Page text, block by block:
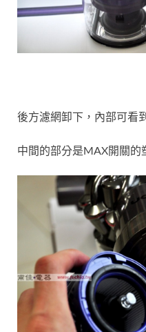
後方濾網卸下，內部可看
中間的部分是MAX開關的